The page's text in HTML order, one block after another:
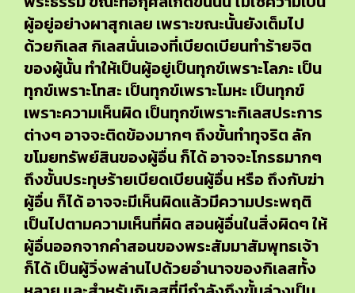
ผู้อยู่อย่างผาสุกเลย เพราะขณะนั้นยังเต็มไป
ด้วยกิเลส กิเลสนั่นเองที่เบียดเบียนทำร้ายจิต
ของผู้นั้น ทำให้เป็นผู้อยู่เป็นทุกข์เพราะโลภะ เป็น
ทุกข์เพราะโทสะ เป็นทุกข์เพราะโมหะ เป็นทุกข์
เพราะความเห็นผิด เป็นทุกข์เพราะกิเลสประการ
ต่างๆ อาจจะติดข้องมากๆ ถึงขั้นทำทุจริต ลัก
ขโมยทรัพย์สินของผู้อื่น ก็ได้ อาจจะโกรธมากๆ
ถึงขั้นประทุษร้ายเบียดเบียนผู้อื่น หรือ ถึงกับฆ่า
ผู้อื่น ก็ได้ อาจจะมีเห็นผิดแล้วมีความประพฤติ
เป็นไปตามความเห็นที่ผิด สอนผู้อื่นในสิ่งผิดๆ ให้
ผู้อื่นออกจากคำสอนของพระสัมมาสัมพุทธเจ้า
ก็ได้ เป็นผู้วิ่งพล่านไปด้วยอำนาจของกิเลสทั้ง